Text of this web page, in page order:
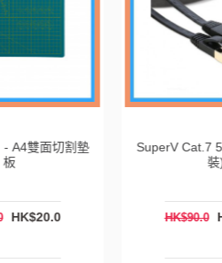
SuperV Cat.7 5M 網絡線 (袋
HK$90.0